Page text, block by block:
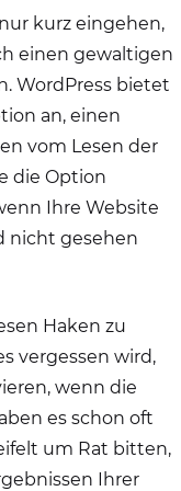
kurz eingehen,
einen gewaltigen
WordPress bietet
an, einen
vom Lesen der
die Option
Ihre Website
nicht gesehen
Haken zu
vergessen wird,
wenn die
es schon oft
um Rat bitten,
Ihrer